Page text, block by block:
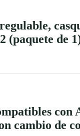
(paquete de
con
cambio de